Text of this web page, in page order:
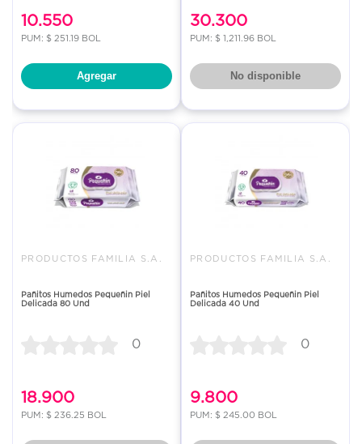
10.550
PUM: $ 251.19 BOL
Agregar
30.300
PUM: $ 1,211.96 BOL
No disponible
PRODUCTOS FAMILIA S.A.
Pañitos Humedos Pequeñin Piel
Delicada 80 Und
0
18.900
PUM: $ 236.25 BOL
PRODUCTOS FAMILIA S.A.
Pañitos Humedos Pequeñin Piel
Delicada 40 Und
0
9.800
PUM: $ 245.00 BOL